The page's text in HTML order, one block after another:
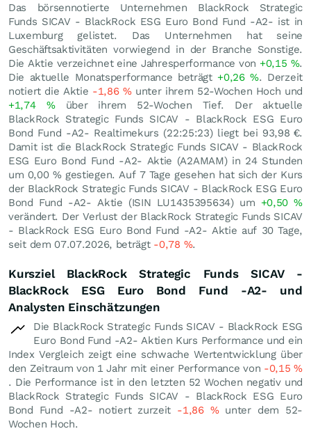
Das börsennotierte Unternehmen BlackRock Strategic
Funds SICAV - BlackRock ESG Euro Bond Fund -A2- ist in
Luxemburg gelistet. Das Unternehmen hat seine
Geschäftsaktivitäten vorwiegend in der Branche Sonstige.
Die Aktie verzeichnet eine Jahresperformance von +0,15 %.
Die aktuelle Monatsperformance beträgt +0,26%. Derzeit
notiert die Aktie -1,86 %unter ihrem 52-Wochen Hoch und
+1,74 %über ihrem 52-Wochen Tief. Der aktuelle
BlackRock Strategic Funds SICAV - BlackRock ESG Euro
Bond Fund -A2- Realtimekurs (22:25:23) liegt bei 93,98 €.
Damit ist die BlackRock Strategic Funds SICAV - BlackRock
ESG Euro Bond Fund -A2- Aktie (A2AMAM) in 24 Stunden
um 0,00 %gestiegen. Auf 7 Tage gesehen hat sich der Kurs
der BlackRock Strategic Funds SICAV - BlackRock ESG Euro
Bond Fund -A2- Aktie (ISIN LU1435395634) um +0,50%
verändert. Der Verlust der BlackRock Strategic Funds SICAV
- BlackRock ESG Euro Bond Fund -A2- Aktie auf 30 Tage,
seit dem 07.07.2026, beträgt -0,78 %.
Kursziel BlackRock Strategic Funds SICAV -
BlackRock ESG Euro Bond Fund -A2- und
Analysten Einschätzungen
Die BlackRock Strategic Funds SICAV - BlackRock ESG
Euro Bond Fund -A2- Aktien Kurs Performance und ein
Index Vergleich zeigt eine schwache Wertentwicklung über
den Zeitraum von 1 Jahr mit einer Performance von -0,15%
. Die Performance ist in den letzten 52 Wochen negativ und
BlackRock Strategic Funds SICAV - BlackRock ESG Euro
Bond Fund -A2- notiert zurzeit -1,86 %unter dem 52-
Wochen Hoch.